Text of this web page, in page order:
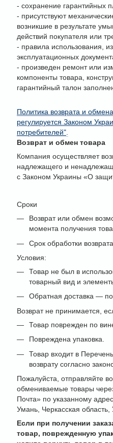
- сохранение гарантийных
- присутствуют
возникшие в результате
действий покупателя или
- правила использования,
эксплуатационных
- произведен ремонт или
компоненты товара,
гарантийный талон
Политика возврата и
регулируется Законом
потребителей".
Возврат и обмен товара
Компания осуществляет
надлежащего и
с Законом Украины «О
Сроки
Возврат или обмен
момента получения
Срок обработки
Условия:
Товар не был в
товарный вид и
Обратная доставка — по
Возврат не принимается,
Товар поврежден по
Повреждена упаковка.
Товар входит в
возврату согласно
Пожалуйста, отправляйте
обмениваемые товары
Почта» по указанному
Умань, Черкасская
Если при получении
товар, поврежденную